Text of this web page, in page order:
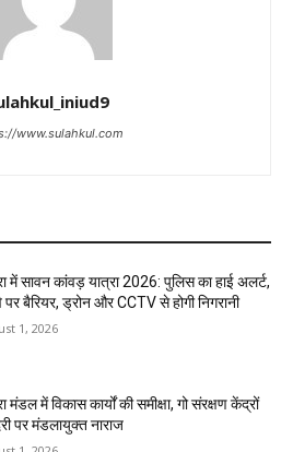
www.sulahkul.com
में सावन कांवड़ यात्रा 2026: पुलिस का हाई अलर्ट,
पर बैरियर, ड्रोन और CCTV से होगी निगरानी
1, 2026
मंडल में विकास कार्यों की समीक्षा, गो संरक्षण केंद्रों
पर मंडलायुक्त नाराज